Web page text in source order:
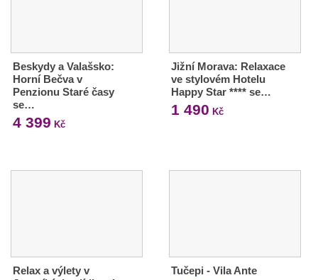
Beskydy a Valašsko:
Horní Bečva v
Penzionu Staré časy
se…
4 399 Kč
Jižní Morava: Relaxace
ve stylovém Hotelu
Happy Star **** se…
1 490 Kč
Relax a výlety v
Tučepi - Vila Ante